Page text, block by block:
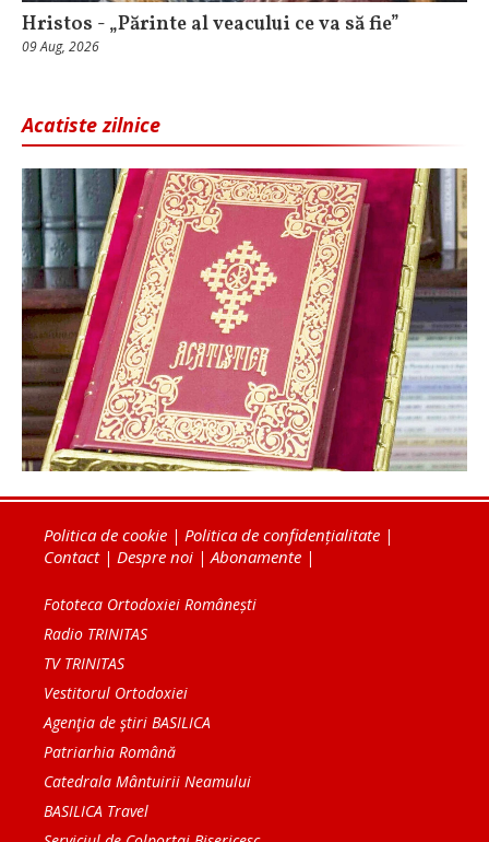
Hristos - „Părinte al veacului ce va să fie”
09 Aug, 2026
Acatiste zilnice
Politica de cookie | Politica de confidențialitate |
Contact| Despre noi |Abonamente |
Fototeca Ortodoxiei Românești
Radio TRINITAS
TV TRINITAS
Vestitorul Ortodoxiei
Agenţia de ştiri BASILICA
Patriarhia Română
Catedrala Mântuirii Neamului
BASILICA Travel